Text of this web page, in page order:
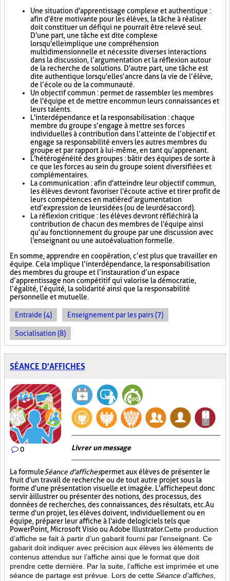
Une situation d'apprentissage complexe et authentique :
afin d'être motivante pour les élèves, la tâche à réaliser
doit constituer un défi qui ne pourrait être relevé seul.
D'une part, une tâche est dite complexe
lorsqu'elle implique une compréhension
multidimensionnelle et nécessite diverses interactions
dans la discussion, l’argumentation et la réflexion autour
de la recherche de solutions. D'autre part, une tâche est
dite authentique lorsqu'elle s’ancre dans la vie de l’élève,
de l’école ou de la communauté.
Un objectif commun : permet de rassembler les membres
de l'équipe et de mettre en commun leurs connaissances et
leurs talents.
L'interdépendance et la responsabilisation : chaque
membre du groupe s’engage à mettre ses forces
individuelles à contribution dans l’atteinte de l’objectif et
engage sa responsabilité envers les autres membres du
groupe et par rapport à lui-même, en tant qu’apprenant.
L'hétérogénéité des groupes : bâtir des équipes de sorte à
ce que les forces au sein du groupe soient diversifiées et
complémentaires.
La communication : afin d'atteindre leur objectif commun,
les élèves devront favoriser l'écoute active et tirer profit de
leurs compétences en matière d’argumentation
et d’expression de leurs idées (ou de leur désaccord).
La réflexion critique : les élèves devront réfléchir à la
contribution de chacun des membres de l'équipe ainsi
qu’au fonctionnement du groupe par une discussion avec
l'enseignant ou une autoévaluation formelle.
En somme, apprendre en coopération, c’est plus que travailler en
équipe. Cela implique l’interdépendance, la responsabilisation
des membres du groupe et l’instauration d’un espace
d’apprentissage non compétitif qui valorise la démocratie,
l’égalité, l’équité, la solidarité ainsi que la responsabilité
personnelle et mutuelle.
Entraide (4) Enseignement par les pairs (7)
Socialisation (8)
SÉANCE D'AFFICHES
0 Livrer un message
La formuleSéance d'affichespermet aux élèves de présenter le
fruit d'un travail de recherche ou de tout autre projet sous la
forme d'une présentation visuelle et imagée. L'affichepeut donc
servir à illustrer ou présenter des notions, des processus, des
données de recherches, des connaissances, des résultats, etc. Au
terme d'un projet, les élèves doivent, individuellement ou en
équipe, préparer leur affiche à l'aide de logiciels tels que
PowerPoint, Microsoft Visio ou Adobe Illustrator.Cette production
d’affiche se fait à partir d’un gabarit fourni par l’enseignant. Ce
gabarit doit indiquer avec précision aux élèves les éléments de
contenus attendus sur l’affiche ainsi que le format que doit
prendre cette dernière. Par la suite, l’affiche est imprimée et une
séance de partage est prévue. Lors de cette Séance d’affiches